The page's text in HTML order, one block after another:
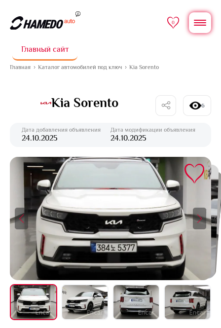
0
Главный сайт
Главная Каталог автомобилей под ключ Kia Sorento
Kia Sorento 6
Дата добавления объявления
24.10.2025
Дата модификации объявления
24.10.2025